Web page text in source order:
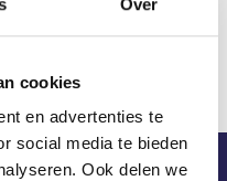
cookies
en advertenties te
social media te bieden
Ook delen we